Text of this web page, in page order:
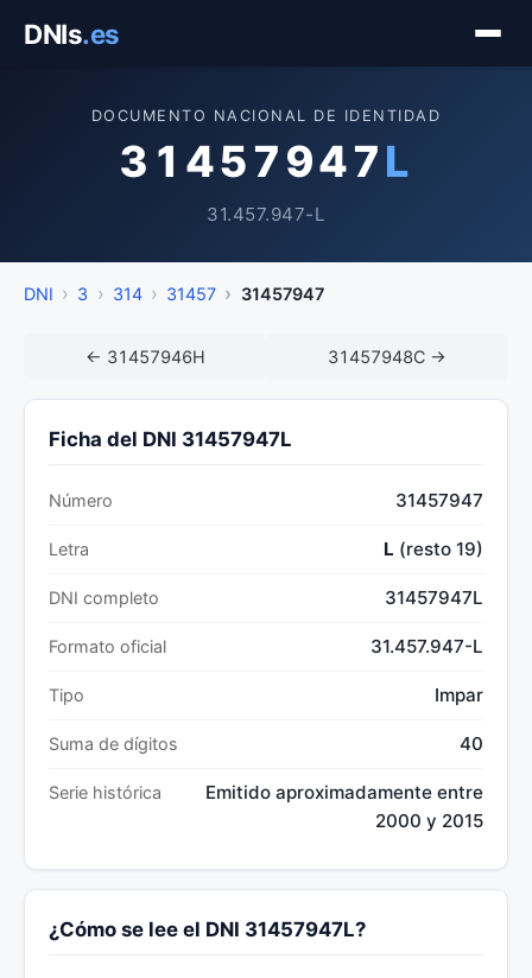
DNIs.es
DOCUMENTO NACIONAL DE IDENTIDAD
31457947L
31.457.947-L
DNI 3 314 31457 31457947
← 31457946H 31457948C →
Ficha del DNI 31457947L
Número 31457947
Letra L (resto 19)
DNI completo 31457947L
Formato oficial 31.457.947-L
Tipo Impar
Suma de dígitos 40
Serie histórica
Emitido aproximadamente entre
2000 y 2015
¿Cómo se lee el DNI 31457947L?